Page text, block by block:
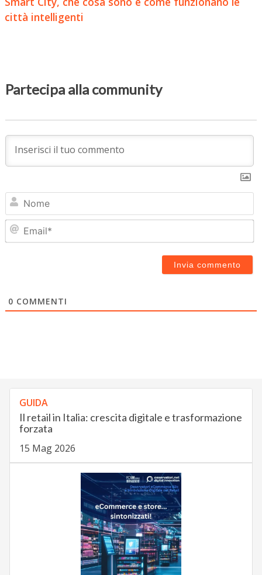
città intelligenti
Partecipa alla community
0 COMMENTI
GUIDA
Il retail in Italia: crescita digitale e trasformazione
forzata
15 Mag 2026